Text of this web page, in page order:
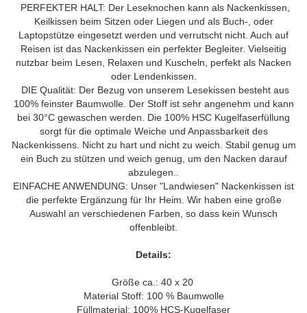
PERFEKTER HALT: Der Leseknochen kann als Nackenkissen,
Keilkissen beim Sitzen oder Liegen und als Buch-, oder
Laptopstütze eingesetzt werden und verrutscht nicht. Auch auf
Reisen ist das Nackenkissen ein perfekter Begleiter. Vielseitig
nutzbar beim Lesen, Relaxen und Kuscheln, perfekt als Nacken
oder Lendenkissen.
DIE Qualität: Der Bezug von unserem Lesekissen besteht aus
100% feinster Baumwolle. Der Stoff ist sehr angenehm und kann
bei 30°C gewaschen werden . Die 100% HSC Kugelfaserfüllung
sorgt für die optimale Weiche und Anpassbarkeit des
Nackenkissens. Nicht zu hart und nicht zu weich. Stabil genug um
ein Buch zu stützen und weich genug, um den Nacken darauf
abzulegen..
EINFACHE ANWENDUNG: Unser "Landwiesen" Nackenkissen ist
die perfekte Ergänzung für Ihr Heim. Wir haben eine große
Auswahl an verschiedenen Farben, so dass kein Wunsch
offenbleibt.
Details:
Größe ca.: 40 x 20
Material Stoff: 100 % Baumwolle
Füllmaterial: 100% HCS-Kugelfaser